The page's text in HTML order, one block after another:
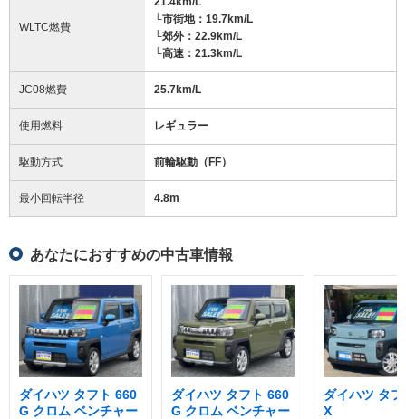
WLTC燃費
└市街地：19.7km/L
└郊外：22.9km/L
└高速：21.3km/L
JC08燃費 25.7km/L
使用燃料 レギュラー
駆動方式 前輪駆動（FF）
最小回転半径 4.8m
あなたにおすすめの中古車情報
ダイハツ タフト 660
G クロム ベンチャー
ダイハツ タフト 660
G クロム ベンチャー
ダイハツ タ
X